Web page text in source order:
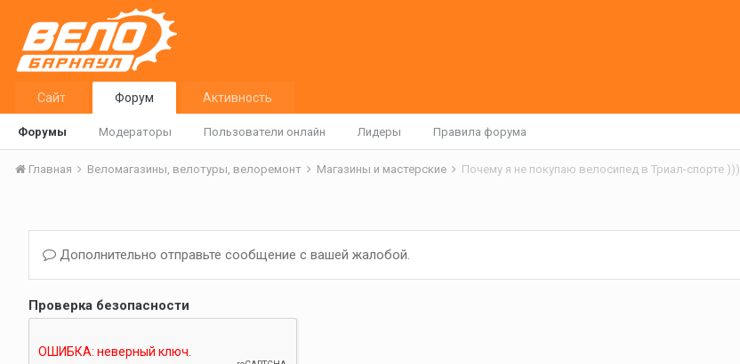
Сайт Форум
Форумы Модераторы Пользователи онлайн Лидеры Правила форума
Активность
Главная Веломагазины, велотуры, велоремонт Магазины и мастерские Почему я не покупаю велосипед в Триал-спорте )))
Дополнительно отправьте сообщение с вашей жалобой.
Проверка безопасности